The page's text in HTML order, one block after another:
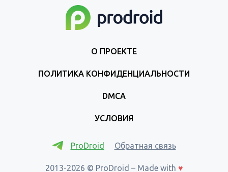
О ПРОЕКТЕ
ПОЛИТИКА КОНФИДЕНЦИАЛЬНОСТИ
DMCA
УСЛОВИЯ
2013-2026 © ProDroid – Made with ♥
ProDroid Обратная связь